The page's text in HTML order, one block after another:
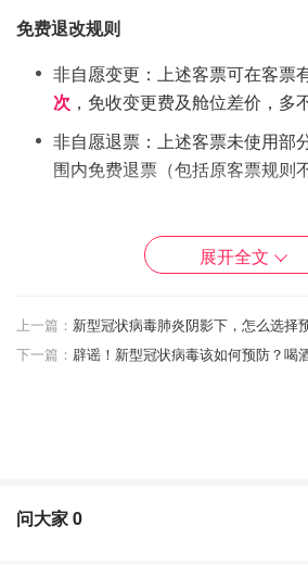
免费退改规则
非自愿变更：上述客票可在客票
次 ，免收变更费及舱位差价，多
非自愿退票：上述客票未使用部
围内免费退票（包括原客票规则
您可联系原购票地办理以上免费退改
中国南方航空
展开全文
上一篇：
下一篇： 辟谣！新型冠状病毒该如何预防？喝
问大家0